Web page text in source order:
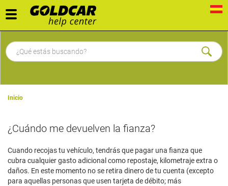
Toggle
navigation
Inicio
¿Cuándo me devuelven la fianza?
Cuando recojas tu vehículo, tendrás que pagar una fianza que
cubra cualquier gasto adicional como repostaje, kilometraje extra o
daños. En este momento no se retira dinero de tu cuenta (excepto
para aquellas personas que usen tarjeta de débito; más